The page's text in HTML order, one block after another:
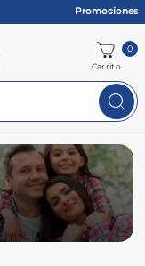
Promociones
Carrito
0